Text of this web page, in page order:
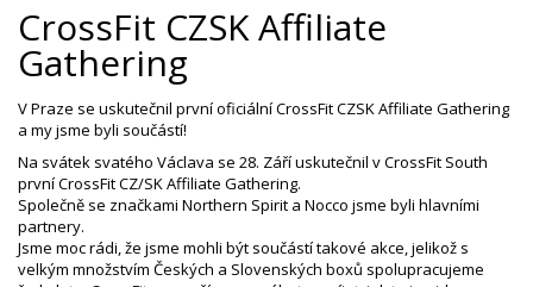
CrossFit CZSK Affiliate
Gathering
V Praze se uskutečnil první oficiální CrossFit CZSK Affiliate Gathering
a my jsme byli součástí!
Na svátek svatého Václava se 28. Září uskutečnil v CrossFit South
první CrossFit CZ/SK Affiliate Gathering.
Společně se značkami Northern Spirit a Nocco jsme byli hlavními
partnery.
Jsme moc rádi, že jsme mohli být součástí takové akce, jelikož s
velkým množstvím Českých a Slovenských boxů spolupracujeme